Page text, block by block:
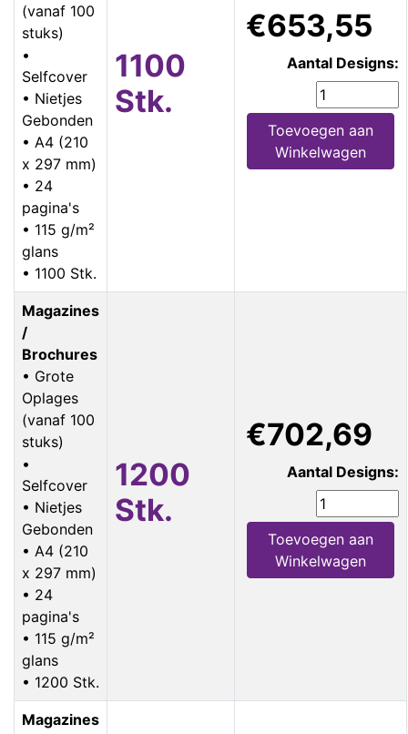
(vanaf 100
stuks)
•
Selfcover
• Nietjes
Gebonden
• A4 (210
x 297 mm)
• 24
pagina's
• 115 g/m²
glans
• 1100 Stk.
1100
Stk.
€653,55
Aantal Designs:
Toevoegen aan
Winkelwagen
Magazines
/
Brochures
• Grote
Oplages
(vanaf 100
stuks)
•
Selfcover
• Nietjes
Gebonden
• A4 (210
x 297 mm)
• 24
pagina's
• 115 g/m²
glans
• 1200 Stk.
1200
Stk.
€702,69
Aantal Designs:
Toevoegen aan
Winkelwagen
Magazines